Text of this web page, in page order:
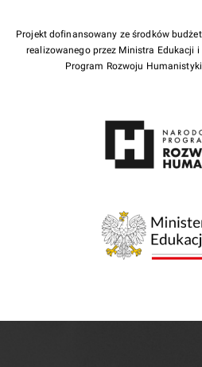
Projekt dofinansowany ze środków
realizowanego przez Ministra Edukacji
Program Rozwoju